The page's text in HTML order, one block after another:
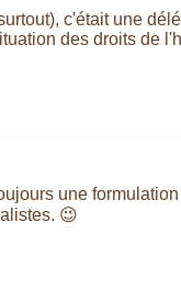
c'était une
des droits de
une
😉